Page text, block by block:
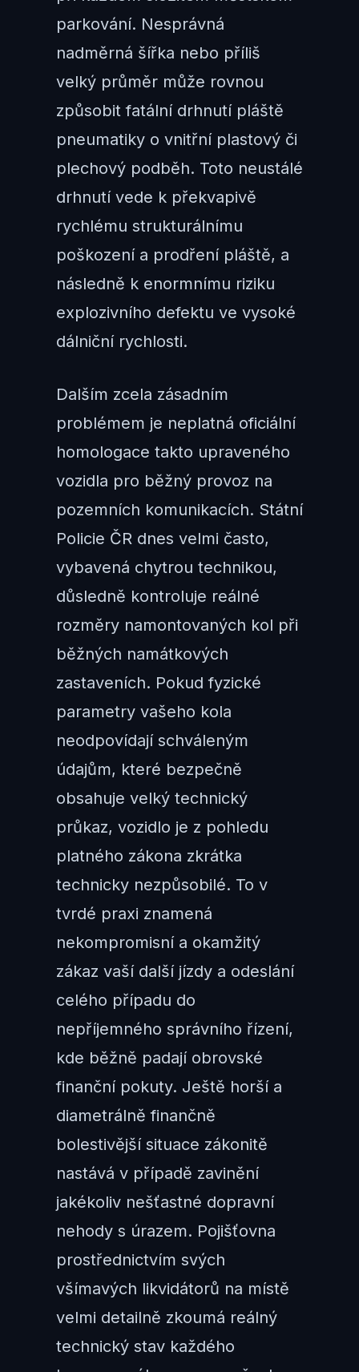
parkování. Nesprávná
nadměrná šířka nebo příliš
velký průměr může rovnou
způsobit fatální drhnutí pláště
pneumatiky o vnitřní plastový či
plechový podběh. Toto neustálé
drhnutí vede k překvapivě
rychlému strukturálnímu
poškození a prodření pláště, a
následně k enormnímu riziku
explozivního defektu ve vysoké
dálniční rychlosti.
Dalším zcela zásadním
problémem je neplatná oficiální
homologace takto upraveného
vozidla pro běžný provoz na
pozemních komunikacích. Státní
Policie ČR dnes velmi často,
vybavená chytrou technikou,
důsledně kontroluje reálné
rozměry namontovaných kol při
běžných namátkových
zastaveních. Pokud fyzické
parametry vašeho kola
neodpovídají schváleným
údajům, které bezpečně
obsahuje velký technický
průkaz, vozidlo je z pohledu
platného zákona zkrátka
technicky nezpůsobilé. To v
tvrdé praxi znamená
nekompromisní a okamžitý
zákaz vaší další jízdy a odeslání
celého případu do
nepříjemného správního řízení,
kde běžně padají obrovské
finanční pokuty. Ještě horší a
diametrálně finančně
bolestivější situace zákonitě
nastává v případě zavinění
jakékoliv nešťastné dopravní
nehody s úrazem. Pojišťovna
prostřednictvím svých
všímavých likvidátorů na místě
velmi detailně zkoumá reálný
technický stav každého